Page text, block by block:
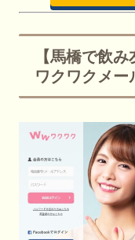
【馬橋で飲
ワクワクメー